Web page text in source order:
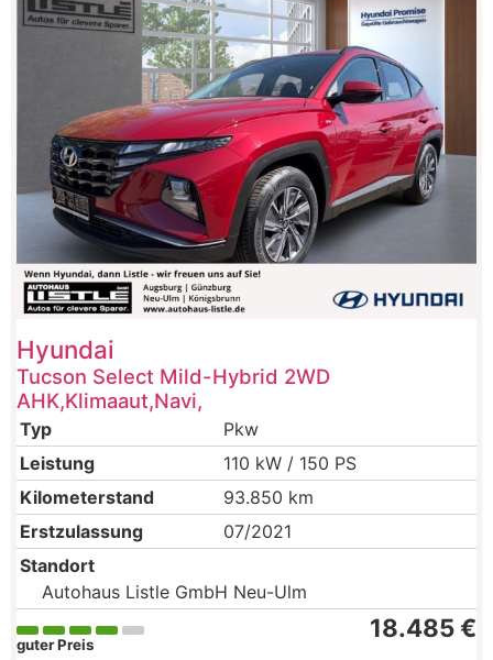
Hyundai
Tucson Select Mild-Hybrid 2WD
AHK,Klimaaut,Navi,
Typ
Pkw
Leistung
110 kW / 150 PS
Kilometerstand
93.850 km
Erstzulassung
07/2021
Standort
Autohaus Listle GmbH Neu-Ulm
18.485 €
guter Preis